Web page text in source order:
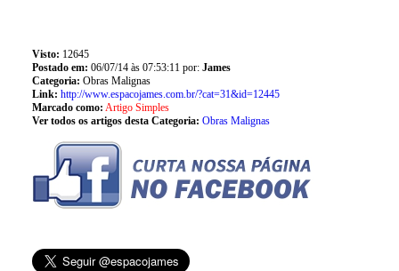
Visto: 12645
Postado em: 06/07/14 às 07:53:11 por: James
Categoria: Obras Malignas
Link: http://www.espacojames.com.br/?cat=31&id=12445
Marcado como: Artigo Simples
Ver todos os artigos desta Categoria: Obras Malignas